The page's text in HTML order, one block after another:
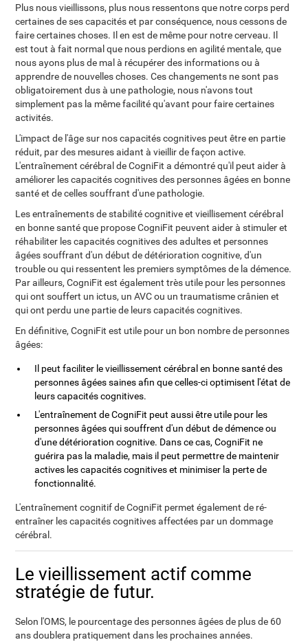
Plus nous vieillissons, plus nous ressentons que notre corps perd
certaines de ses capacités et par conséquence, nous cessons de
faire certaines choses. Il en est de même pour notre cerveau. Il
est tout à fait normal que nous perdions en agilité mentale, que
nous ayons plus de mal à récupérer des informations ou à
apprendre de nouvelles choses. Ces changements ne sont pas
obligatoirement dus à une pathologie, nous n'avons tout
simplement pas la même facilité qu'avant pour faire certaines
activités.
L'impact de l'âge sur nos capacités cognitives peut être en partie
réduit, par des mesures aidant à vieillir de façon active.
L'entraînement cérébral de CogniFit a démontré qu'il peut aider à
améliorer les capacités cognitives des personnes âgées en bonne
santé et de celles souffrant d'une pathologie.
Les entraînements de stabilité cognitive et vieillisement cérébral
en bonne santé que propose CogniFit peuvent aider à stimuler et
réhabiliter les capacités cognitives des adultes et personnes
âgées souffrant d'un début de détérioration cognitive, d'un
trouble ou qui ressentent les premiers symptômes de la démence.
Par ailleurs, CogniFit est également très utile pour les personnes
qui ont souffert un ictus, un AVC ou un traumatisme crânien et
qui ont perdu une partie de leurs capacités cognitives.
En définitive, CogniFit est utile pour un bon nombre de personnes
âgées:
Il peut faciliter le vieillissement cérébral en bonne santé des
personnes âgées saines afin que celles-ci optimisent l'état de
leurs capacités cognitives.
L'entraînement de CogniFit peut aussi être utile pour les
personnes âgées qui souffrent d'un début de démence ou
d'une détérioration cognitive. Dans ce cas, CogniFit ne
guérira pas la maladie, mais il peut permettre de maintenir
actives les capacités cognitives et minimiser la perte de
fonctionnalité.
L'entraînement cognitif de CogniFit permet également de ré-
entraîner les capacités cognitives affectées par un dommage
cérébral.
Le vieillissement actif comme
stratégie de futur.
Selon l'OMS, le pourcentage des personnes âgées de plus de 60
ans doublera pratiquement dans les prochaines années.